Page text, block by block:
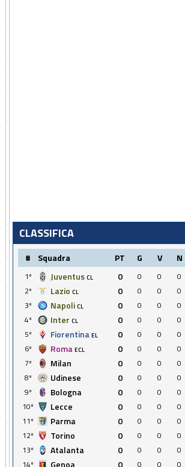
CLASSIFICA
# Squadra PT G V N
1º Juventus CL 0 0 0 0
2º
Lazio CL 0 0 0 0
3º
Napoli CL 0 0 0 0
4º
Inter CL 0 0 0 0
5º
Fiorentina EL 0 0 0 0
6º
Roma ECL 0 0 0 0
7º
Milan 0 0 0 0
8º
Udinese 0 0 0 0
9º
Bologna 0 0 0 0
10º
Lecce 0 0 0 0
11º
Parma 0 0 0 0
12º
Torino 0 0 0 0
13º
Atalanta 0 0 0 0
14º
Genoa 0 0 0 0